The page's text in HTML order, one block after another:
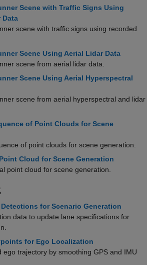
Scene with Traffic Signs Using
Data
scene with traffic signs using recorded
Scene Using Aerial Lidar Data
scene from aerial lidar data.
Scene Using Aerial Hyperspectral
scene from aerial hyperspectral and lidar
of Point Clouds for Scene
of point clouds for scene generation.
Cloud for Scene Generation
point cloud for scene generation.
for Scenario Generation
data to update lane specifications for
for Ego Localization
ego trajectory by smoothing GPS and IMU